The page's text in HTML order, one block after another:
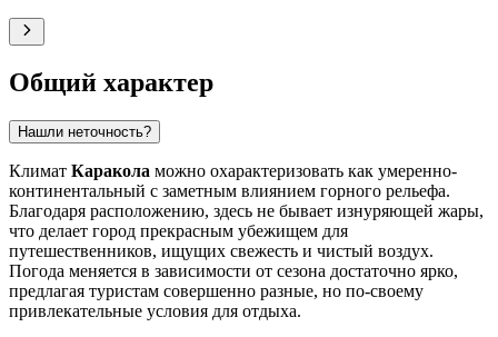
Общий характер
Нашли неточность?
Климат Каракола можно охарактеризовать как умеренно-
континентальный с заметным влиянием горного рельефа.
Благодаря расположению, здесь не бывает изнуряющей жары,
что делает город прекрасным убежищем для
путешественников, ищущих свежесть и чистый воздух.
Погода меняется в зависимости от сезона достаточно ярко,
предлагая туристам совершенно разные, но по-своему
привлекательные условия для отдыха.